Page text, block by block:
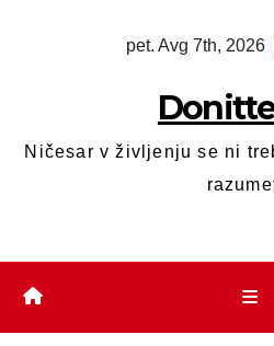
pet. Avg 7th, 2026
Ničesar v življenju se ni